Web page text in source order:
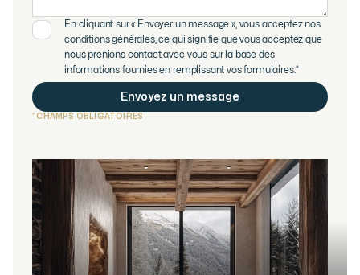
En cliquant sur « Envoyer un message », vous acceptez nos
conditions générales, ce qui signifie que vous acceptez que
nous prenions contact avec vous sur la base des
informations fournies en remplissant vos formulaires.*
* CHAMPS OBLIGATOIRES